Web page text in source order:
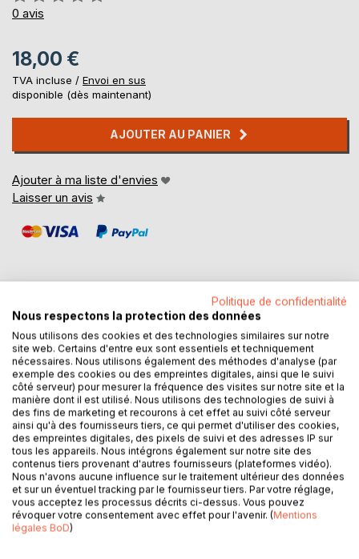
0%
0 avis
18,00 €
TVA incluse / Envoi en sus
disponible (dès maintenant)
AJOUTER AU PANIER
Ajouter à ma liste d'envies
Laisser un avis
DESCRIPTION
Partant du postulat que les religions sont des créations
humaines, celles-ci peuvent dès lors être appréhendées
comme autant de miroirs de notre psyché. Quelles
connaissances l’étude des courants religieux serait-elle
susceptible de nous apporter sur l’esprit humain ?
Il en résulte que les étapes et événements marquants des
premiers temps de la vie créent des structures
métapsychologiques venant introduire des biais subjectifs
allant bien au-delà du cadre spirituel pour concerner un
Politique de confidentialité
Nous respectons la protection des données
Nous utilisons des cookies et des technologies similaires sur notre
site web. Certains d'entre eux sont essentiels et techniquement
nécessaires. Nous utilisons également des méthodes d'analyse (par
exemple des cookies ou des empreintes digitales, ainsi que le suivi
côté serveur) pour mesurer la fréquence des visites sur notre site et la
manière dont il est utilisé. Nous utilisons des technologies de suivi à
des fins de marketing et recourons à cet effet au suivi côté serveur
ainsi qu'à des fournisseurs tiers, ce qui permet d'utiliser des cookies,
des empreintes digitales, des pixels de suivi et des adresses IP sur
tous les appareils. Nous intégrons également sur notre site des
contenus tiers provenant d'autres fournisseurs (plateformes vidéo).
Nous n'avons aucune influence sur le traitement ultérieur des données
et sur un éventuel tracking par le fournisseur tiers. Par votre réglage,
vous acceptez les processus décrits ci-dessus. Vous pouvez
révoquer votre consentement avec effet pour l'avenir. (Mentions
légales BoD)